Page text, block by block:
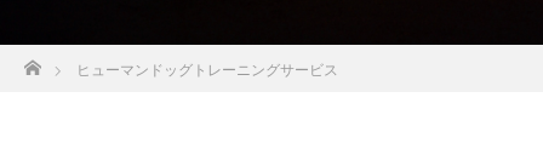
ヒューマンドッグトレーニングサービス